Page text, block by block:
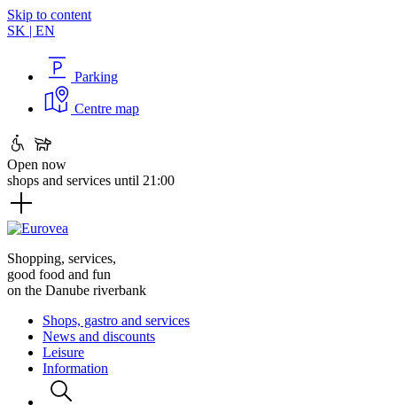
Skip to content
SK | EN
Parking
Centre map
Open now
shops and services until 21:00
Shopping, services,
good food and fun
on the Danube riverbank
Shops, gastro and services
News and discounts
Leisure
Information